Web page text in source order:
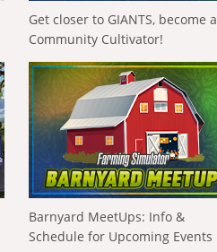
Get closer to GIANTS, become a
Community Cultivator!
Barnyard MeetUps: Info &
Schedule for Upcoming Events